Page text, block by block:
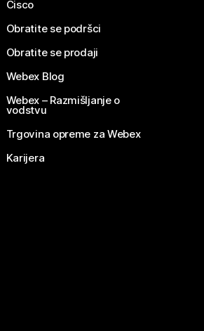
Cisco
Obratite se podršci
Obratite se prodaji
Webex Blog
Webex – Razmišljanje o
vodstvu
Trgovina opreme za Webex
Karijera